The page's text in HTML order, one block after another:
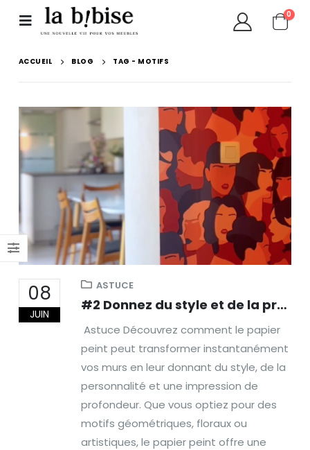
0
ACCUEIL BLOG TAG - MOTIFS
08
JUIN
ASTUCE
#2 Donnez du style et de la profondeur à vos murs avec du papier peint créatif !
Astuce Découvrez comment le papier
peint peut transformer instantanément
vos murs en leur donnant du style, de la
personnalité et une impression de
profondeur. Que vous optiez pour des
motifs géométriques, floraux ou
artistiques, le papier peint offre une